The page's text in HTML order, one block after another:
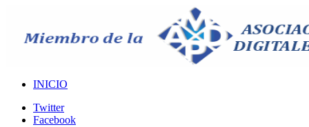
INICIO
Twitter
Facebook